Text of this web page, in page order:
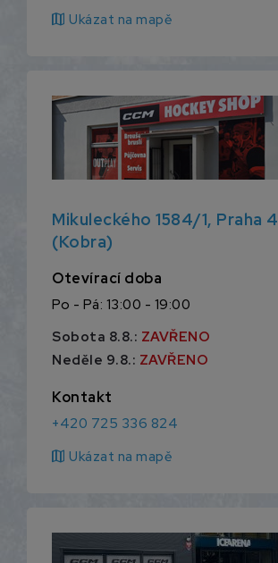
map Ukázat na mapě
Mikuleckého 1584/1, Praha 4
(Kobra)
Otevírací doba
Po - Pá: 13:00 - 19:00
Sobota 8.8.: ZAVŘENO
Neděle 9.8.: ZAVŘENO
Kontakt
+420 725 336 824
map Ukázat na mapě